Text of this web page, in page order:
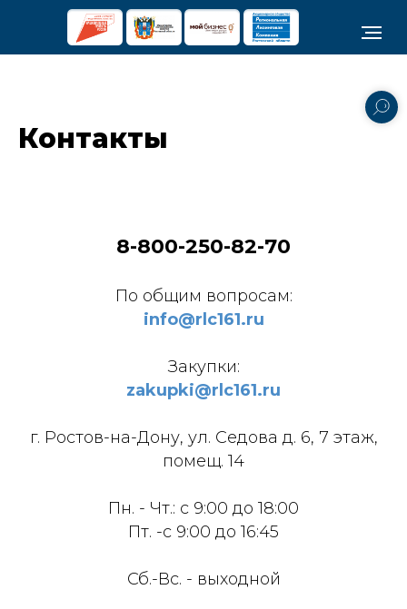
Контакты
8-800-250-82-70
По общим вопросам:
info@rlc161.ru
Закупки:
zakupki@rlc161.ru
г. Ростов-на-Дону, ул. Седова д. 6, 7 этаж,
помещ. 14
Пн. - Чт.: с 9:00 до 18:00
Пт. -с 9:00 до 16:45
Сб.-Вс. - выходной